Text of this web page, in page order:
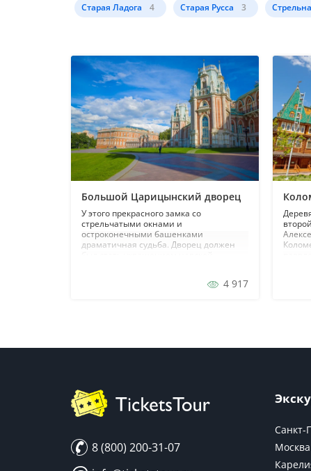
Старая Ладога 4 Старая Русса 3 Стрельна
Большой Царицынский дворец
4 917
У этого прекрасного замка со
стрельчатыми окнами и
остроконечными башенками
драматичная судьба. Дворец должен
8 (800) 200-31-07
Санкт-
Москва